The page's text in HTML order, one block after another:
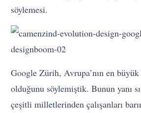
söylemesi.
Google Zürih, Avrupa’nın en
olduğunu söylemiştik. Bunun yanı
çeşitli milletlerinden çalışanları